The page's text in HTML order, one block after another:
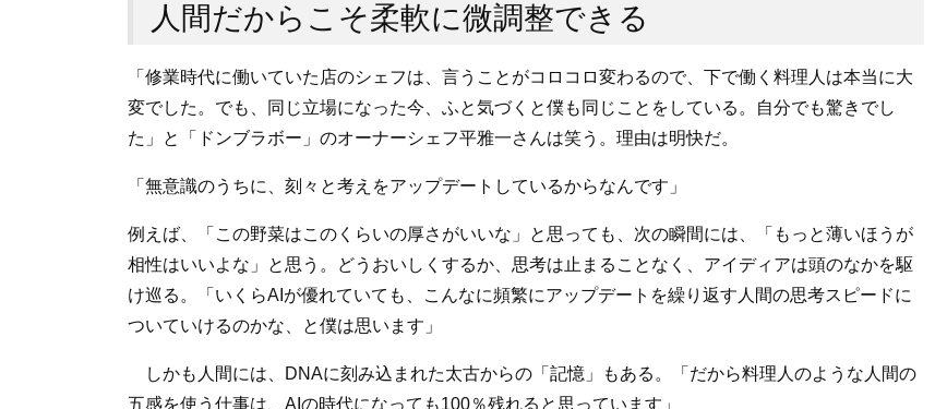
b
o
o
k
人間だからこそ柔軟に微調整できる
「修業時代に働いていた店のシェフは、言うことがコロコロ変わるので、下で働く料理人は本当に大
変でした。でも、同じ立場になった今、ふと気づくと僕も同じことをしている。自分でも驚きでし
た」と「ドンブラボー」のオーナーシェフ平雅一さんは笑う。理由は明快だ。
「無意識のうちに、刻々と考えをアップデートしているからなんです」
例えば、「この野菜はこのくらいの厚さがいいな」と思っても、次の瞬間には、「もっと薄いほうが
相性はいいよな」と思う。どうおいしくするか、思考は止まることなく、アイディアは頭のなかを駆
け巡る。「いくらAIが優れていても、こんなに頻繁にアップデートを繰り返す人間の思考スピードに
ついていけるのかな、と僕は思います」
しかも人間には、DNAに刻み込まれた太古からの「記憶」もある。「だから料理人のような人間の
五感を使う仕事は、AIの時代になっても100％残れると思っています」